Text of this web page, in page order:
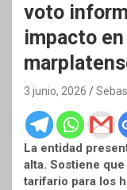
voto
impacto
3 junio, 2026
La entidad
alta. Sostiene
tarifario para los